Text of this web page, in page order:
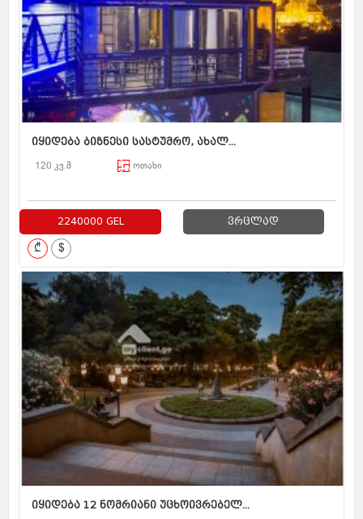
იყიდება ბიზნესი სასტუმრო, ახალ...
120 კვ.მ ოთახი
2240000 GEL ვრცლად
₾ $
იყიდება 12 ნომრიანი უცხოივრებელ...